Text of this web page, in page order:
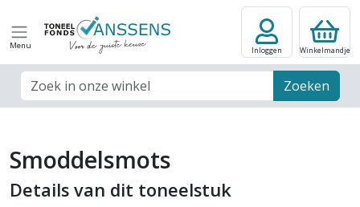
Menu
Zoek veld Zoeken
Inloggen Winkelmandje
Smoddelsmots
Details van dit toneelstuk